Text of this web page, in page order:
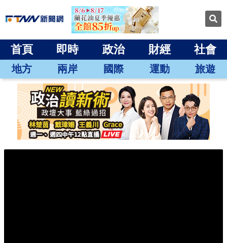
首頁 即時 政治 財經 社會
地方 兩岸 國際 運動 旅遊